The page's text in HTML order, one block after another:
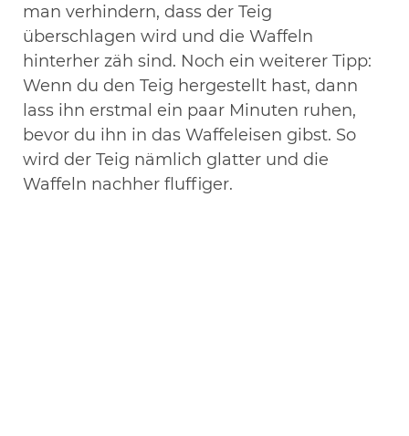
man verhindern, dass der Teig
überschlagen wird und die Waffeln
hinterher zäh sind. Noch ein weiterer Tipp:
Wenn du den Teig hergestellt hast, dann
lass ihn erstmal ein paar Minuten ruhen,
bevor du ihn in das Waffeleisen gibst. So
wird der Teig nämlich glatter und die
Waffeln nachher fluffiger.